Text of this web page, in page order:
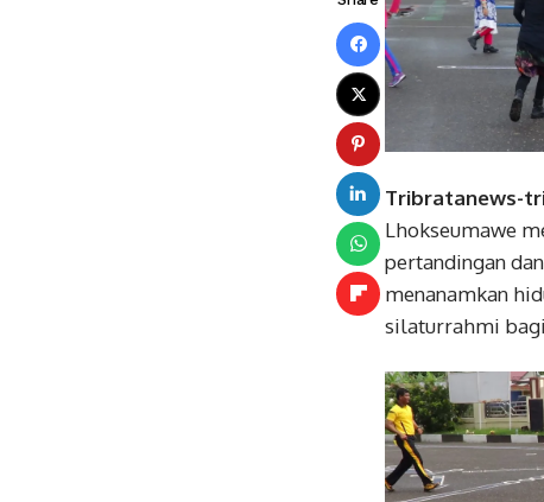
Tribratanews-
Lhokseumawe
pertandingan
menanamkan
silaturrahmi bagi